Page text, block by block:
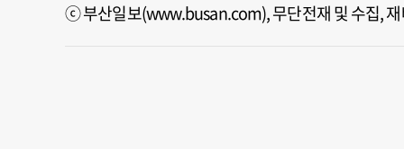
ⓒ 부산일보(www.busan.com), 무단전재 및 수집,